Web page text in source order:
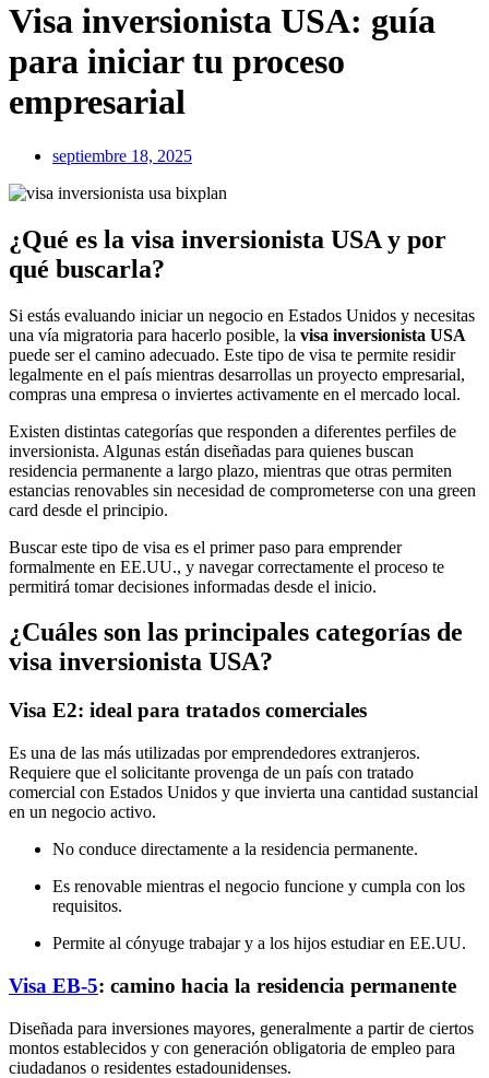
Visa inversionista USA: guía
para iniciar tu proceso
empresarial
septiembre 18, 2025
¿Qué es la visa inversionista USA y por
qué buscarla?
Si estás evaluando iniciar un negocio en Estados Unidos y necesitas
una vía migratoria para hacerlo posible, la visa inversionista USA
puede ser el camino adecuado. Este tipo de visa te permite residir
legalmente en el país mientras desarrollas un proyecto empresarial,
compras una empresa o inviertes activamente en el mercado local.
Existen distintas categorías que responden a diferentes perfiles de
inversionista. Algunas están diseñadas para quienes buscan
residencia permanente a largo plazo, mientras que otras permiten
estancias renovables sin necesidad de comprometerse con una green
card desde el principio.
Buscar este tipo de visa es el primer paso para emprender
formalmente en EE.UU., y navegar correctamente el proceso te
permitirá tomar decisiones informadas desde el inicio.
¿Cuáles son las principales categorías de
visa inversionista USA?
Visa E2: ideal para tratados comerciales
Es una de las más utilizadas por emprendedores extranjeros.
Requiere que el solicitante provenga de un país con tratado
comercial con Estados Unidos y que invierta una cantidad sustancial
en un negocio activo.
No conduce directamente a la residencia permanente.
Es renovable mientras el negocio funcione y cumpla con los
requisitos.
Permite al cónyuge trabajar y a los hijos estudiar en EE.UU.
Visa EB-5: camino hacia la residencia permanente
Diseñada para inversiones mayores, generalmente a partir de ciertos
montos establecidos y con generación obligatoria de empleo para
ciudadanos o residentes estadounidenses.